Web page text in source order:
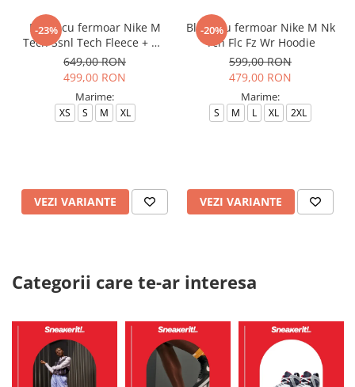
-23%
Bluza cu fermoar Nike M
Tech Ssnl Tech Fleece + Wr
Fz
649,00 RON
499,00 RON
Marime:
XS S M XL
VEZI VARIANTE
-20%
Bluza cu fermoar Nike M Nk
Tch Flc Fz Wr Hoodie
599,00 RON
479,00 RON
Marime:
S M L XL 2XL
VEZI VARIANTE
Categorii care te-ar interesa